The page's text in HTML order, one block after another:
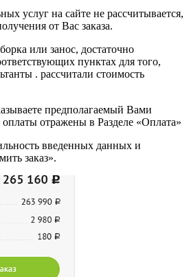
услуг на сайте не рассчитывается,
от Вас заказа.
или занос, достаточно
пунктах для того,
. рассчитали стоимость
предполагаемый Вами
отражены в Разделе «Оплата»
введенных данных и
заказ».